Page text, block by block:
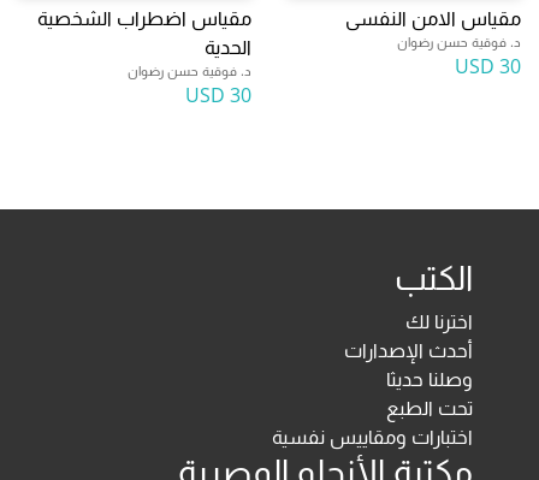
مقياس الامن النفسى
د. فوقية حسن رضوان
30 USD
مقياس اضطراب الشخصية
الحدية
د. فوقية حسن رضوان
30 USD
الكتب
اخترنا لك
أحدث الإصدارات
وصلنا حديثا
تحت الطبع
اختبارات ومقاييس نفسية
مكتبة الأنجلو المصرية